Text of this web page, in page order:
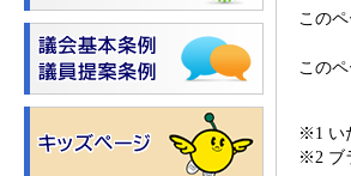
この
この
※1 い
※2 ブ